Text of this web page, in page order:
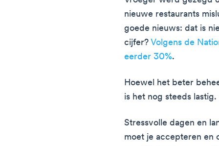
nieuwe restaurants
goede nieuws: dat is
cijfer? Volgens de
eerder 30%.
Hoewel het beter
is het nog steeds lastig.
Stressvolle dagen en
moet je accepteren en